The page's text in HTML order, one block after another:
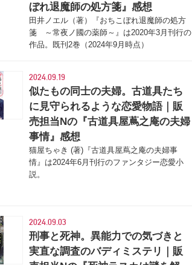
ぼれ退魔師の処方箋』感想
田井ノエル（著）『おちこぼれ退魔師の処方
箋 ～常夜ノ國の薬師～』は2020年3月刊行の
作品。既刊2巻（2024年9月時点）
2024.09.19
似たもの同士の夫婦。古道具たち
に見守られるような恋愛物語｜販
売担当Nの『古道具屋蔦之庵の夫婦
事情』感想
猫屋ちゃき (著)『古道具屋蔦之庵の夫婦事
情』は2024年6月刊行のファンタジー恋愛小
説。
2024.09.03
刑事と死神。異能力での気づきと
実直な調査のバディミステリ｜販